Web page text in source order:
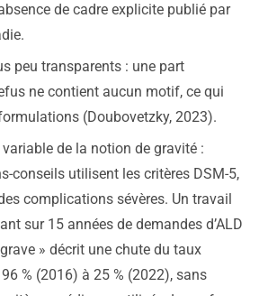
de cadre explicite publié par
peu transparents : une part
ne contient aucun motif, ce qui
(Doubovetzky, 2023).
variable de la notion de gravité :
conseils utilisent les critères DSM-5,
complications sévères. Un travail
sur 15 années de demandes d’ALD
» décrit une chute du taux
% (2016) à 25 % (2022), sans